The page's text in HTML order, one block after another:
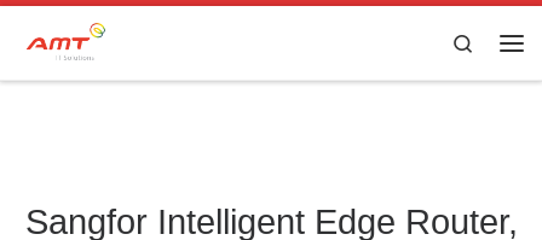
Skip to content Search
Sangfor Intelligent Edge Router,